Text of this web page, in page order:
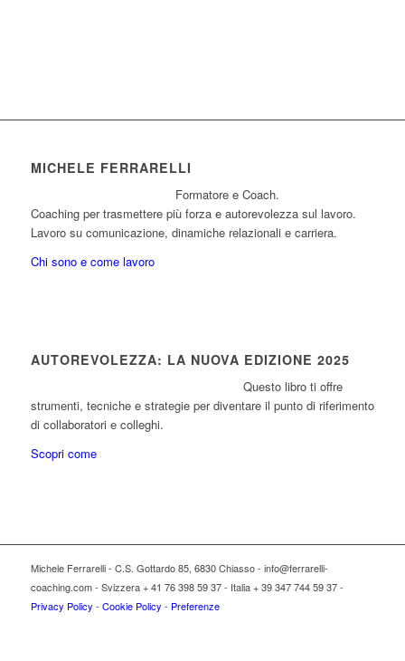
MICHELE FERRARELLI
Formatore e Coach.
Coaching per trasmettere più forza e autorevolezza sul lavoro.
Lavoro su comunicazione, dinamiche relazionali e carriera.
Chi sono e come lavoro
AUTOREVOLEZZA: LA NUOVA EDIZIONE 2025
Questo libro ti offre
strumenti, tecniche e strategie per diventare il punto di riferimento
di collaboratori e colleghi.
Scopri come
Michele Ferrarelli - C.S. Gottardo 85, 6830 Chiasso - info@ferrarelli-
coaching.com - Svizzera + 41 76 398 59 37 - Italia + 39 347 744 59 37 -
Privacy Policy - Cookie Policy - Preferenze